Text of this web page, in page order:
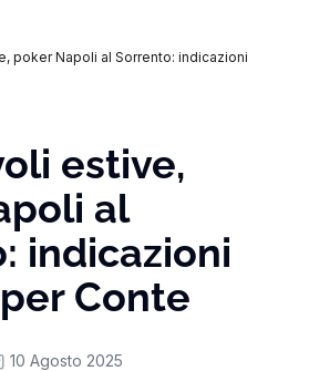
poker Napoli al Sorrento: indicazioni
estive,
al
indicazioni
Conte
10 Agosto 2025